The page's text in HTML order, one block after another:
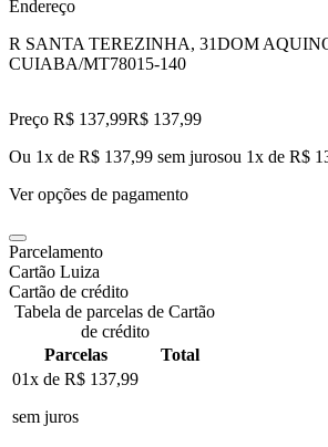
Endereço
R SANTA TEREZINHA, 31DOM
CUIABA/MT78015-140
Preço R$ 137,99R$ 137,99
Ou 1x de R$ 137,99 sem jurosou 1x de R$
Ver opções de pagamento
Parcelamento
Cartão Luiza
Cartão de crédito
Tabela de parcelas de Cartão
de crédito
Parcelas
Total
01x de R$ 137,99
sem juros